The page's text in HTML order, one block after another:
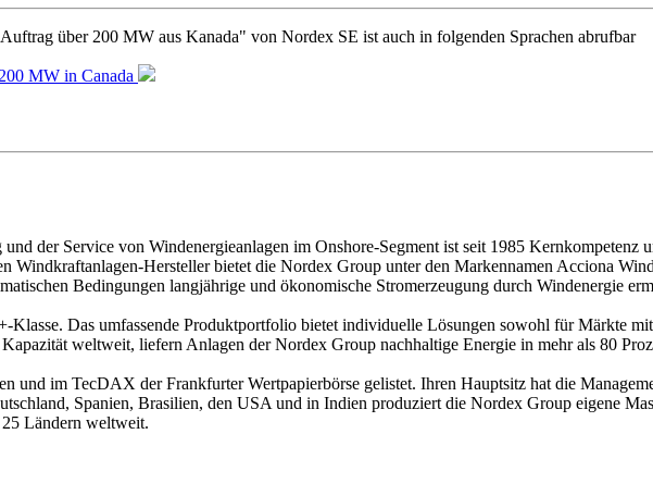
über 200 MW aus Kanada" von Nordex SE ist auch in folgenden Sprachen abrufbar
MW in Canada
der Service von Windenergieanlagen im Onshore-Segment ist seit 1985 Kernkompetenz
Windkraftanlagen-Hersteller bietet die Nordex Group unter den Markennamen Acciona
Bedingungen langjährige und ökonomische Stromerzeugung durch Windenergie
Klasse. Das umfassende Produktportfolio bietet individuelle Lösungen sowohl für Märkte
weltweit, liefern Anlagen der Nordex Group nachhaltige Energie in mehr als 80
und im TecDAX der Frankfurter Wertpapierbörse gelistet. Ihren Hauptsitz hat die
Spanien, Brasilien, den USA und in Indien produziert die Nordex Group eigene
Ländern weltweit.